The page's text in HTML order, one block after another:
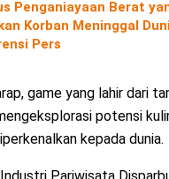
Penganiayaan Berat
Korban Meninggal
Pers
game yang lahir dari
potensi
kepada dunia.
Pariwisata